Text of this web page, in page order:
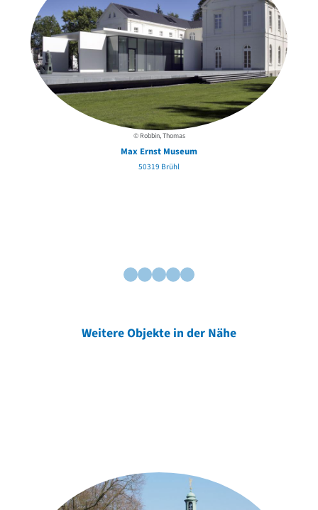
© Robbin, Thomas
Max Ernst Museum
50319 Brühl
Weitere Objekte in der Nähe